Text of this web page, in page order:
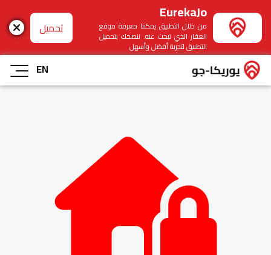
EurekaJo
من خلال التطبيق يمكننا معرفة موقع
العقار الذي تبحث عنه. ننصحك بتحميل
التطبيق لتجربة أفضل وأسهل
تحميل
EN